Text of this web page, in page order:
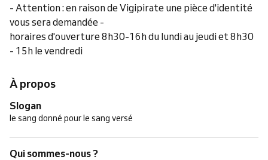
- Attention : en raison de Vigipirate une pièce d'identité
vous sera demandée -
horaires d'ouverture 8h30-16h du lundi au jeudi et 8h30
- 15h le vendredi
À propos
Slogan
le sang donné pour le sang versé
Qui sommes-nous ?